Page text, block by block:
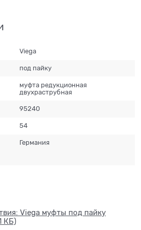
Viega
под пайку
муфта редукционная
двухраструбная
95240
54
Германия
Viega муфты под пайку
КБ)